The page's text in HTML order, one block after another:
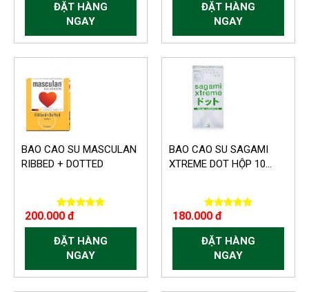
ĐẶT HÀNG
NGAY
ĐẶT HÀNG
NGAY
BAO CAO SU MASCULAN
RIBBED + DOTTED
200.000 đ
ĐẶT HÀNG
NGAY
BAO CAO SU SAGAMI
XTREME DOT HỘP 10...
180.000 đ
ĐẶT HÀNG
NGAY